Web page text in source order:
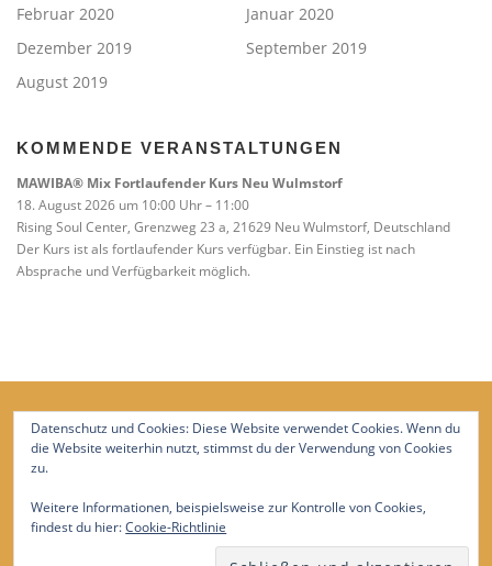
Februar 2020
Januar 2020
Dezember 2019
September 2019
August 2019
KOMMENDE VERANSTALTUNGEN
MAWIBA® Mix Fortlaufender Kurs Neu Wulmstorf
18. August 2026 um 10:00 Uhr – 11:00
Rising Soul Center, Grenzweg 23 a, 21629 Neu Wulmstorf, Deutschland
Der Kurs ist als fortlaufender Kurs verfügbar. Ein Einstieg ist nach
Absprache und Verfügbarkeit möglich.
Copyright © 2026 Trageberatung Süderelbe
Theme von FameThemes
Datenschutz und Cookies: Diese Website verwendet Cookies. Wenn du
die Website weiterhin nutzt, stimmst du der Verwendung von Cookies
zu.
Weitere Informationen, beispielsweise zur Kontrolle von Cookies,
findest du hier:Cookie-Richtlinie